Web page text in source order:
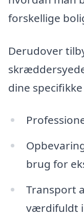
forskellige
Derudover
dine
brug for
Transport
værdifuldt